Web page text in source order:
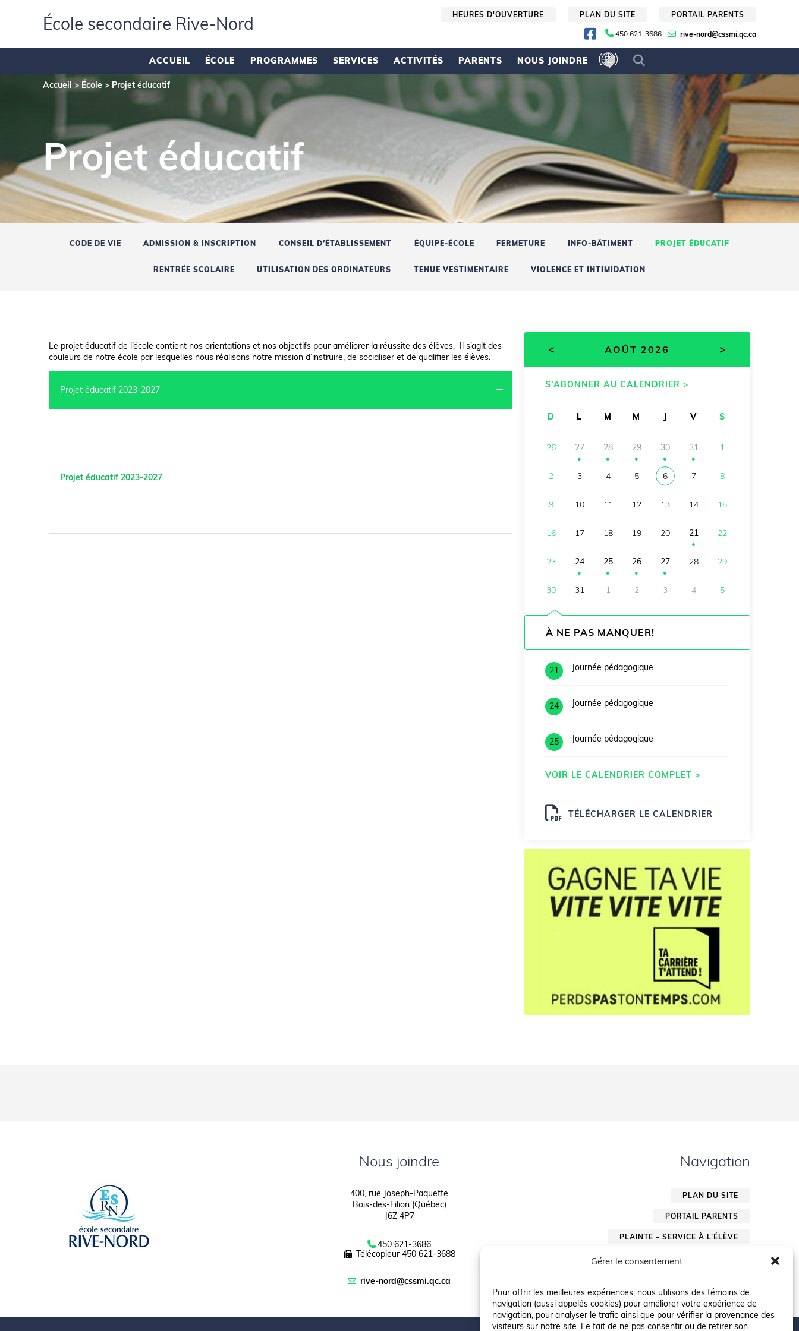
Gérer le consentement
Pour offrir les meilleures expériences, nous utilisons des témoins de
navigation (aussi appelés cookies) pour améliorer votre expérience de
navigation, pour analyser le trafic ainsi que pour vérifier la provenance des
visiteurs sur notre site. Le fait de ne pas consentir ou de retirer son
École secondaire Rive‑Nord PLAN DU SITE PORTAIL PARENTS
HEURES D'OUVERTURE
450 621-3686 rive-nord@cssmi.qc.ca
ACCUEIL ÉCOLE PROGRAMMES SERVICES ACTIVITÉS PARENTS NOUS JOINDRE
Accueil > École > Projet éducatif
Projet éducatif
CODE DE VIE ADMISSION & INSCRIPTION CONSEIL D’ÉTABLISSEMENT ÉQUIPE-ÉCOLE FERMETURE INFO-BÂTIMENT PROJET ÉDUCATIF
RENTRÉE SCOLAIRE UTILISATION DES ORDINATEURS TENUE VESTIMENTAIRE VIOLENCE ET INTIMIDATION
Le projet éducatif de l’école contient nos orientations et nos objectifs pour améliorer la réussite des élèves. Il s’agit des
couleurs de notre école par lesquelles nous réalisons notre mission d’instruire, de socialiser et de qualifier les élèves.
Projet éducatif 2023-2027
Projet éducatif 2023-2027
< AOÛT 2026 >
S’ABONNER AU CALENDRIER >
D L M M J V S
26 27
●
28
●
29
●
30
●
31
●
1
2 3 4 5 6 7 8
9 10 11 12 13 14 15
16 17 18 19 20 21
●
22
23 24
●
25
●
26
●
27
●
28 29
30 31 1 2 3 4 5
À NE PAS MANQUER!
21 Journée pédagogique
24 Journée pédagogique
25 Journée pédagogique
VOIR LE CALENDRIER COMPLET >
TÉLÉCHARGER LE CALENDRIER
.
Nous joindre
400, rue Joseph-Paquette
Bois-des-Filion (Québec)
J6Z 4P7
450 621-3686
Télécopieur 450 621-3688
rive-nord@cssmi.qc.ca
Navigation
PLAN DU SITE
PORTAIL PARENTS
PLAINTE – SERVICE À L’ÉLÈVE
POLITIQUE DE CONFIDENTIALITÉ